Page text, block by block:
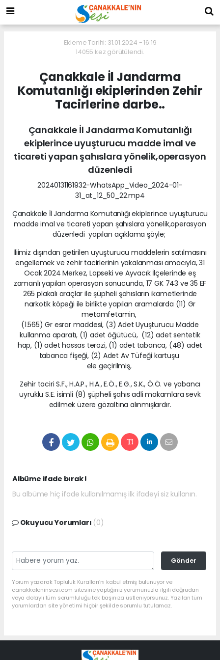
Ekleme Tarihi: 31.01.2024 - 16:19
14055 kez görütülendi.
Çanakkale İl Jandarma
Komutanlığı ekiplerinden Zehir
Tacirlerine darbe..
Çanakkale İl Jandarma Komutanlığı
ekiplerince uyuşturucu madde imal ve
ticareti yapan şahıslara yönelik,operasyon
düzenledi
20240131161932-WhatsApp_Video_2024-01-
31_at_12_50_22.mp4
Çanakkale İl Jandarma Komutanlığı ekiplerince uyuşturucu
madde imal ve ticareti yapan şahıslara yönelik,operasyon
düzenledi yapılan açıklama şöyle;
İliimiz dışından getirilen uyuşturucu maddelerin satılmasını
engellemek ve zehir tacirlerinin yakalanması amacıyla, 31
Ocak 2024 Merkez, Lapseki ve Ayvacık İlçelerinde eş
zamanlı yapılan operasyon sonucunda, 17 GK 743 ve 35 EF
265 plakalı araçlar ile şüpheli şahısların ikametlerinde
narkotik köpeği ile birlikte yapılan aramalarda (11) Gr
metamfetamin,
(1.565) Gr esrar maddesi, (3) Adet Uyuşturucu Madde
kullanma aparatı, (1) adet öğütücü, (12) adet sentetik
hap, (1) adet hassas terazi, (1) adet tabanca, (48) adet
tabanca fişeği, (2) Adet Av Tüfeği kartuşu
ele geçirilmiş,
Zehir taciri S.F., H.A.P., H.A., E.Ö., E.G., S.K., Ö.Ö. ve yabancı
uyruklu S.E. isimli (8) şüpheli şahıs adli makamlara sevk
edilmek üzere gözaltına alınmışlardır.
Albüme ifade bırak !
Bu albüme hiç ifade kullanılmamış ilk ifadeyi siz kullanın.
Okuyucu Yorumları (0)
Gönder
Yorum yazarak Topluluk Kuralları’nı kabul etmiş bulunuyor ve
canakkaleninsesi.com sitesine yaptığınız yorumunuzla ilgili doğrudan
veya dolaylı tüm sorumluluğu tek başınıza üstleniyorsunuz. Yazılan tüm
yorumlardan site yönetimi hiçbir şekilde sorumlu tutulamaz.